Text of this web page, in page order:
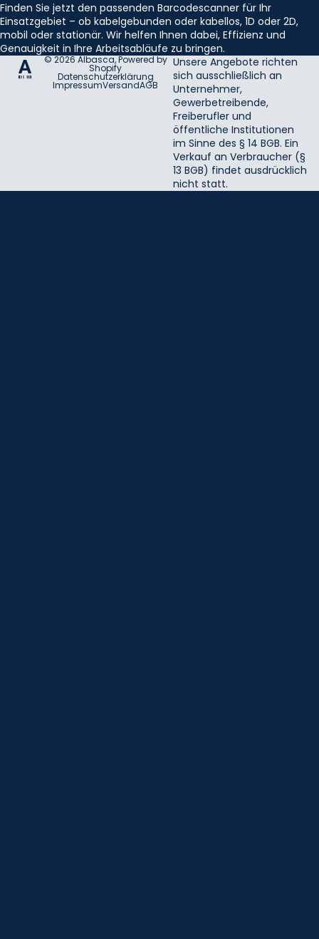
Finden Sie jetzt den passenden Barcodescanner für Ihr
Einsatzgebiet – ob kabelgebunden oder kabellos, 1D oder 2D,
mobil oder stationär. Wir helfen Ihnen dabei, Effizienz und
Genauigkeit in Ihre Arbeitsabläufe zu bringen.
© 2026Albasca, Powered by
Shopify
Datenschutzerklärung
ImpressumVersandAGB
Unsere Angebote richten
sich ausschließlich an
Unternehmer,
Gewerbetreibende,
Freiberufler und
öffentliche Institutionen
im Sinne des § 14 BGB. Ein
Verkauf an Verbraucher (§
13 BGB) findet ausdrücklich
nicht statt.